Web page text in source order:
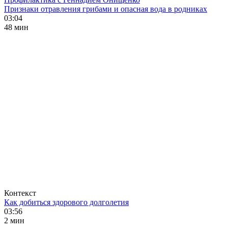
Признаки отравления грибами и опасная вода в родниках
03:04
48 мин
Контекст
Как добиться здорового долголетия
03:56
2 мин